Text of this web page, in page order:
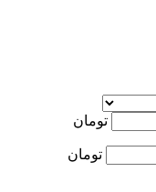
تومان
تومان